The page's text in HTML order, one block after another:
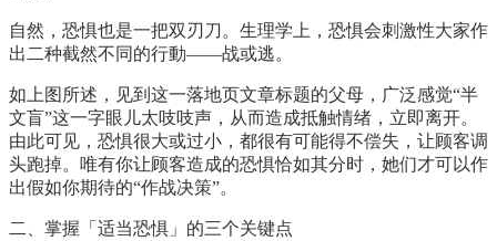
自然，恐惧也是一把双刃刀。生理学上，恐惧会刺激性大家作
出二种截然不同的行動——战或逃。
如上图所述，见到这一落地页文章标题的父母，广泛感觉“半
文盲”这一字眼儿太吱吱声，从而造成抵触情绪，立即离开。
由此可见，恐惧很大或过小，都很有可能得不偿失，让顾客调
头跑掉。唯有你让顾客造成的恐惧恰如其分时，她们才可以作
出假如你期待的“作战决策”。
二、掌握「适当恐惧」的三个关键点